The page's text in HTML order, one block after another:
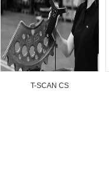
T-SCAN CS